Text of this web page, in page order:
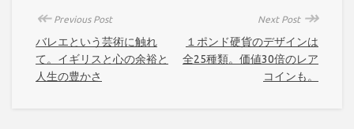
↞Previous Post
バレエという芸術に触れ
て。イギリスと心の余裕と
人生の豊かさ
Next Post ↠
１ポンド硬貨のデザインは
全25種類。価値30倍のレア
コインも。